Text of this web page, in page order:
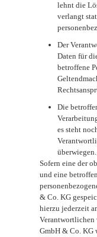
lehnt die
verlangt
Der
Daten für
betroffene
Die
es steht
überwiegen.
Sofern eine der
und eine
& Co. KG
hierzu jederzeit
Verantwortlichen
GmbH & Co. KG